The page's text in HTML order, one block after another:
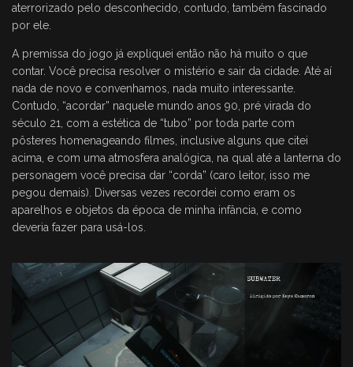
aterrorizado pelo desconhecido, contudo, também fascinado
por ele.
A premissa do jogo já expliquei então não há muito o que
contar. Você precisa resolver o mistério e sair da cidade. Até aí
nada de novo e convenhamos, nada muito interessante.
Contudo, “acordar” naquele mundo anos 90, pré virada do
século 21, com a estética de “tubo” por toda parte com
pôsteres homenageando filmes, inclusive alguns que citei
acima, e com uma atmosfera analógica, na qual até a lanterna do
personagem você precisa dar “corda” (caro leitor, isso me
pegou demais). Diversas vezes recordei como eram os
aparelhos e objetos da época de minha infância, e como
deveria fazer para usá-los.